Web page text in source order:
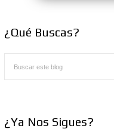
¿Qué Buscas?
¿Ya Nos Sigues?